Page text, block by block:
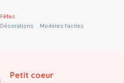
Fêtes
Décorations
Modèles faciles
Petit coeur